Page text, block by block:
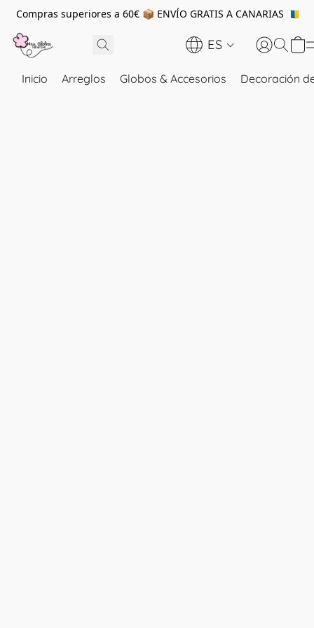
Compras superiores a 60€ 📦 ENVÍO GRATIS A CANARIAS 🇮🇨
ES
Inicio Arreglos Globos & Accesorios Decoración